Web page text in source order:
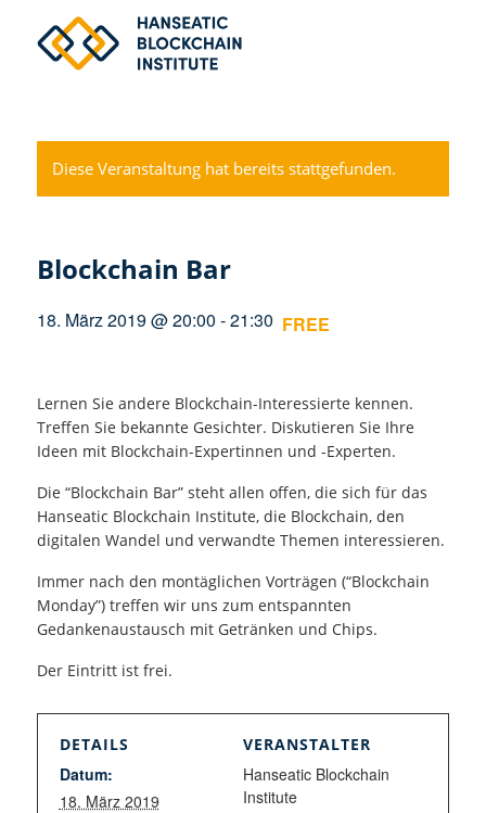
Diese Veranstaltung hat bereits stattgefunden.
Blockchain Bar
18. März 2019 @ 20:00 -21:30 FREE
Lernen Sie andere Blockchain-Interessierte kennen.
Treffen Sie bekannte Gesichter. Diskutieren Sie Ihre
Ideen mit Blockchain-Expertinnen und -Experten.
Die “Blockchain Bar” steht allen offen, die sich für das
Hanseatic Blockchain Institute, die Blockchain, den
digitalen Wandel und verwandte Themen interessieren.
Immer nach den montäglichen Vorträgen (“Blockchain
Monday”) treffen wir uns zum entspannten
Gedankenaustausch mit Getränken und Chips.
Der Eintritt ist frei.
DETAILS
Datum:
18. März 2019
VERANSTALTER
Hanseatic Blockchain
Institute